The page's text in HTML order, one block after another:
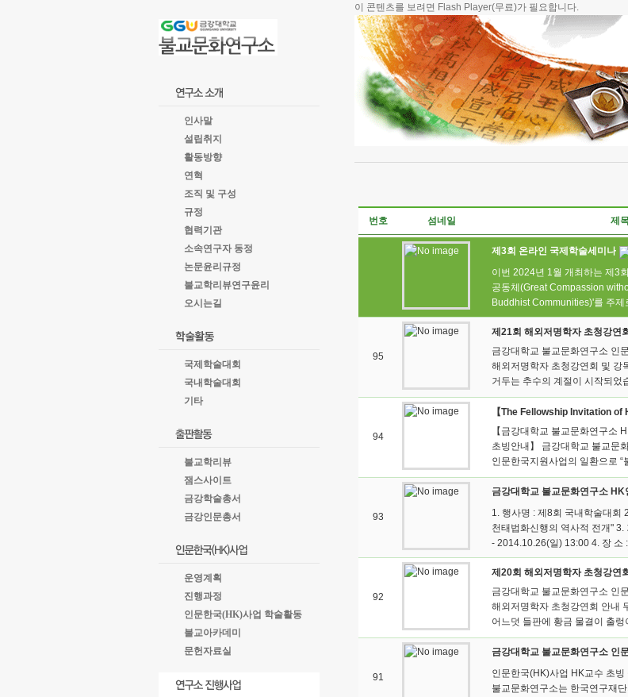
인사말
설립취지
활동방향
연혁
조직 및 구성
규정
협력기관
소속연구자 동정
논문윤리규정
불교학리뷰연구윤리
오시는길
국제학술대회
국내학술대회
기타
불교학리뷰
잼스사이트
금강학술총서
금강인문총서
운영계획
진행과정
인문한국(HK)사업 학술활동
불교아카데미
문헌자료실
이 콘텐츠를 보려면 Flash Player(무료)가 필요합니다.
번호 섬네일 제
제3회 온라인 국제학술세미나
이번 2024년 1월 개최하는 제3
공동체(Great Compassion
Buddhist Communities)'를 주제
95
제21회 해외저명학자 초청강연
금강대학교 불교문화연구소 인
해외저명학자 초청강연회 및 강
거두는 추수의 계절이 시작되었
94
【금강대학교 불교문화연구소
초빙안내】 금강대학교 불교문
인문한국지원사업의 일환으로 “
93
1. 행사명 : 제8회 국내학술대회
천태법화신행의 역사적 전개"
- 2014.10.26(일) 13:00 4. 장 소
92
제20회 해외저명학자 초청강연
금강대학교 불교문화연구소 인
해외저명학자 초청강연회 안내
어느덧 들판에 황금 물결이 출렁
91
인문한국(HK)사업 HK교수 초빙
불교문화연구소는 한국연구재